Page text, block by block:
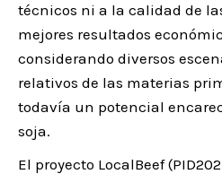
técnicos ni a la calidad de
mejores resultados
considerando diversos
relativos de las materias
todavía un potencial
soja.
El proyecto LocalBeef